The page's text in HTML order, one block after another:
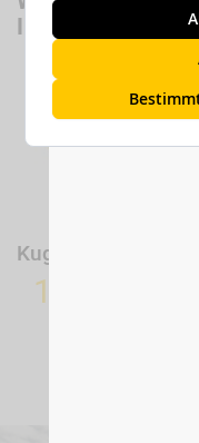
Ihnen gefallen
Kugelschreiber
1,28 CHF